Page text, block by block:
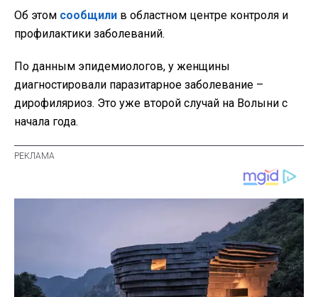
Об этом сообщили в областном центре контроля и
профилактики заболеваний.
По данным эпидемиологов, у женщины
диагностировали паразитарное заболевание –
дирофиляриоз. Это уже второй случай на Волыни с
начала года.